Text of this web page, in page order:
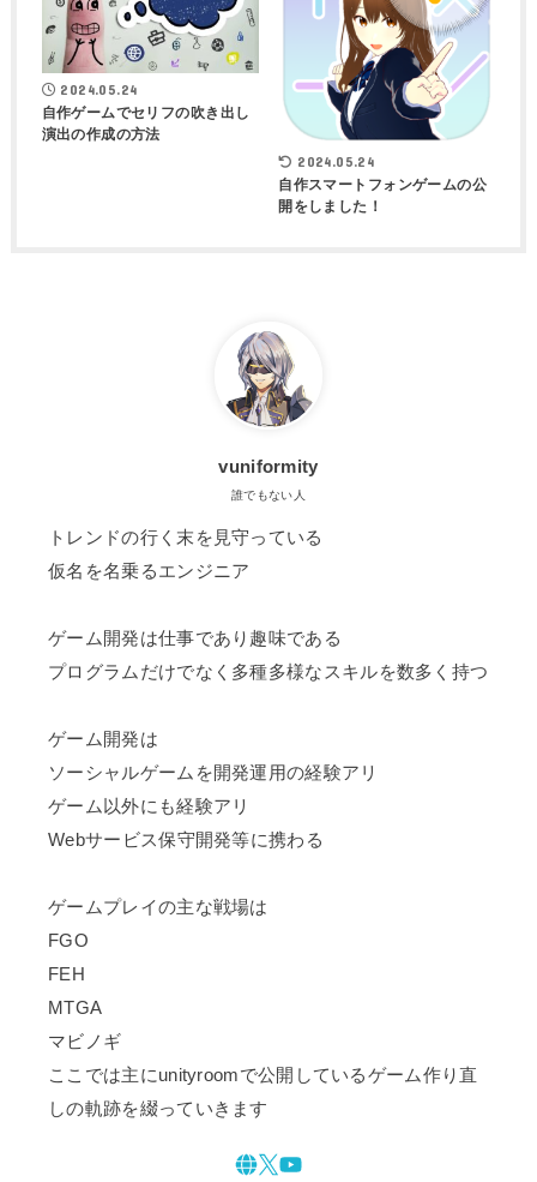
2024.05.24
自作ゲームでセリフの吹き出し
演出の作成の方法
2024.05.24
自作スマートフォンゲームの公
開をしました！
vuniformity
誰でもない人
トレンドの行く末を見守っている
仮名を名乗るエンジニア
ゲーム開発は仕事であり趣味である
プログラムだけでなく多種多様なスキルを数多く持つ
ゲーム開発は
ソーシャルゲームを開発運用の経験アリ
ゲーム以外にも経験アリ
Webサービス保守開発等に携わる
ゲームプレイの主な戦場は
FGO
FEH
MTGA
マビノギ
ここでは主にunityroomで公開しているゲーム作り直
しの軌跡を綴っていきます